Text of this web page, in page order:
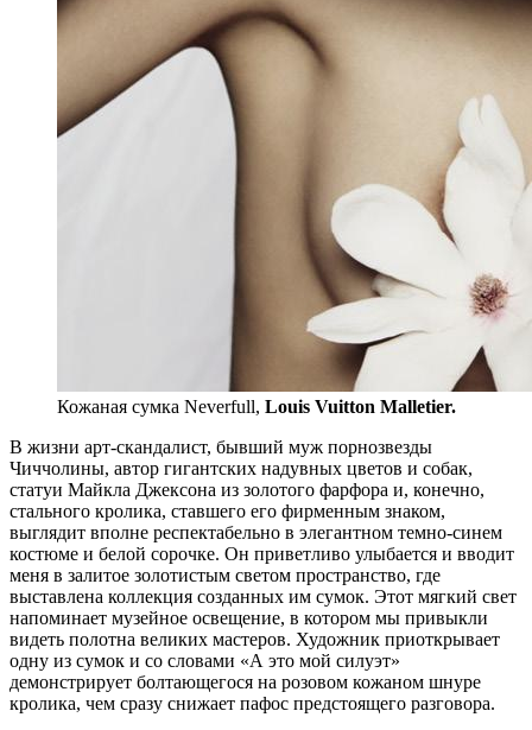
Кожаная сумка Neverfull, Louis Vuitton Malletier.
В жизни арт-скандалист, бывший муж порнозвезды
Чиччолины, автор гигантских надувных цветов и собак,
статуи Майкла Джексона из золотого фарфора и, конечно,
стального кролика, ставшего его фирменным знаком,
выглядит вполне респектабельно в элегантном темно-синем
костюме и белой сорочке. Он приветливо улыбается и вводит
меня в залитое золотистым светом пространство, где
выставлена коллекция созданных им сумок. Этот мягкий свет
напоминает музейное освещение, в котором мы привыкли
видеть полотна великих мастеров. Художник приоткрывает
одну из сумок и со словами «А это мой силуэт»
демонстрирует болтающегося на розовом кожаном шнуре
кролика, чем сразу снижает пафос предстоящего разговора.